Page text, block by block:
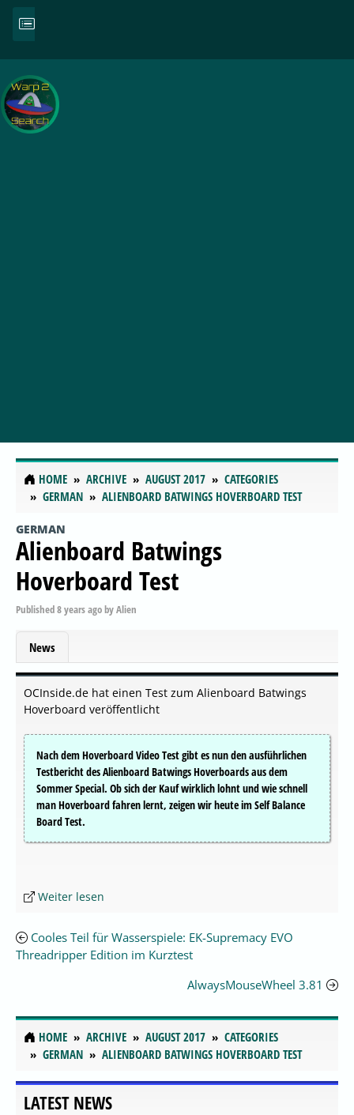
HOME ARCHIVE AUGUST 2017
CATEGORIES
GERMAN
ALIENBOARD BATWINGS HOVERBOARD TEST
GERMAN
Alienboard Batwings
Hoverboard Test
Published8 years agobyAlien
News
OCInside.de hat einen Test zum Alienboard Batwings
Hoverboard veröffentlicht
Nach dem Hoverboard Video Test gibt es nun den ausführlichen
Testbericht des Alienboard Batwings Hoverboards aus dem
Sommer Special. Ob sich der Kauf wirklich lohnt und wie schnell
man Hoverboard fahren lernt, zeigen wir heute im Self Balance
Board Test.
Weiter lesen
Cooles Teil für Wasserspiele: EK-Supremacy EVO
Threadripper Edition im Kurztest
AlwaysMouseWheel 3.81
HOME ARCHIVE AUGUST 2017
CATEGORIES
GERMAN
ALIENBOARD BATWINGS HOVERBOARD TEST
LATEST NEWS